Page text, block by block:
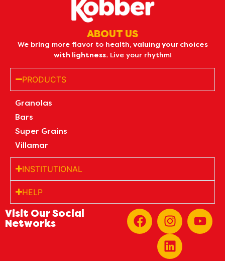
ABOUT US
We bring more flavor to health, valuing your choices
with lightness.Live your rhythm!
PRODUCTS
Granolas
Bars
Super Grains
Villamar
INSTITUTIONAL
HELP
Visit Our Social
Networks